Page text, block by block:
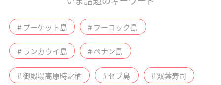
# プーケット島 # フーコック島
# ランカウイ島 # ペナン島
# 御殿場高原時之栖 # セブ島 # 双葉寿司